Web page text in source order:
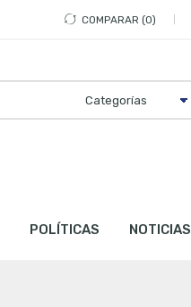
COMPARAR 0
POLÍTICAS NOTICIAS